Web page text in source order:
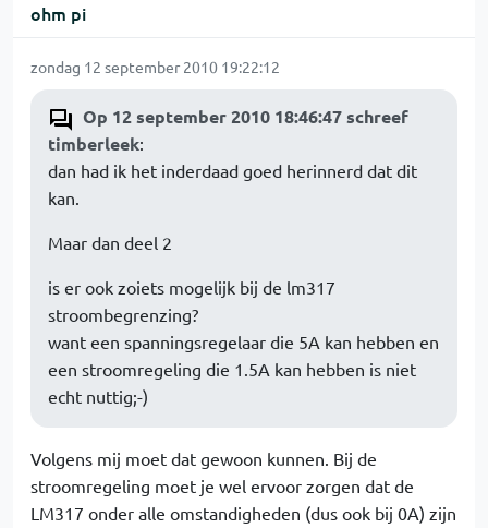
ohm pi
zondag 12 september 2010 19:22:12
Op 12 september 2010 18:46:47 schreef
timberleek:
dan had ik het inderdaad goed herinnerd dat dit
kan.
Maar dan deel 2
is er ook zoiets mogelijk bij de lm317
stroombegrenzing?
want een spanningsregelaar die 5A kan hebben en
een stroomregeling die 1.5A kan hebben is niet
echt nuttig;-)
Volgens mij moet dat gewoon kunnen. Bij de
stroomregeling moet je wel ervoor zorgen dat de
LM317 onder alle omstandigheden (dus ook bij 0A) zijn